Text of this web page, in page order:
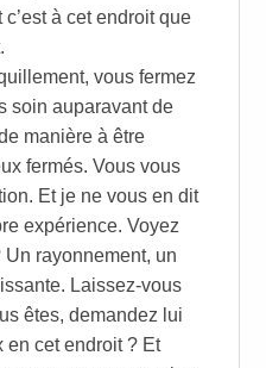
à cet endroit que
vous fermez
soin auparavant de
manière à être
fermés. Vous vous
Et je ne vous en dit
expérience. Voyez
rayonnement, un
Laissez-vous
êtes, demandez lui
en cet endroit ? Et